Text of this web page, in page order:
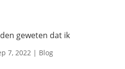
geweten dat ik
7, 2022| Blog